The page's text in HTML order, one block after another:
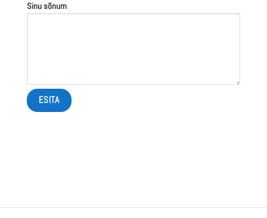
Sinu sõnum